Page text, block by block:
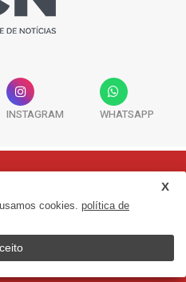
INSTAGRAM WHATSAPP
Centro | Florianópolis-SC | CEP:
090
- RCN. Todos os direitos
cookies. política de